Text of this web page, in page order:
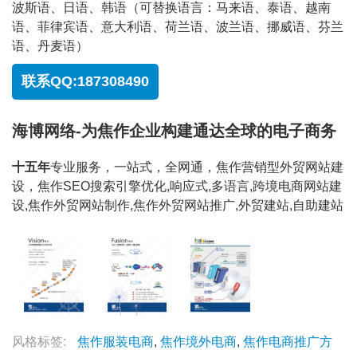
波斯语、日语、韩语（可替换语言：马来语、泰语、越南
语、菲律宾语、意大利语、荷兰语、波兰语、挪威语、芬兰
语、丹麦语）
联系QQ:187308490
海博网络-为焦作企业构建通达全球的电子商务
十五年专业服务，一站式，全网通，焦作营销型外贸网站建
设，焦作SEO搜索引擎优化,响应式,多语言,跨境电商网站建
设,焦作外贸网站制作,焦作外贸网站推广,外贸建站,自助建站
风格标签: 焦作服装电商, 焦作境外电商, 焦作电商推广方